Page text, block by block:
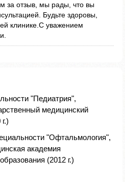
за отзыв, мы рады, что вы
Будьте здоровы,
клинике.С уважением
"Педиатрия",
медицинский
"Офтальмология",
академия
(2012 г.)